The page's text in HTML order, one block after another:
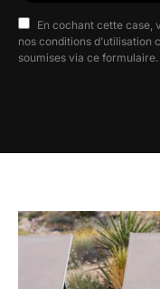
En cochant cette case,
nos conditions d’utilisation
soumises via ce formulaire.